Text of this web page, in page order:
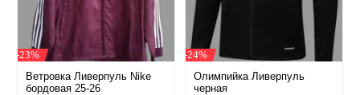
-23%
Ветровка Ливерпуль Nike
бордовая 25-26
-24%
Олимпийка Ливерпуль
черная